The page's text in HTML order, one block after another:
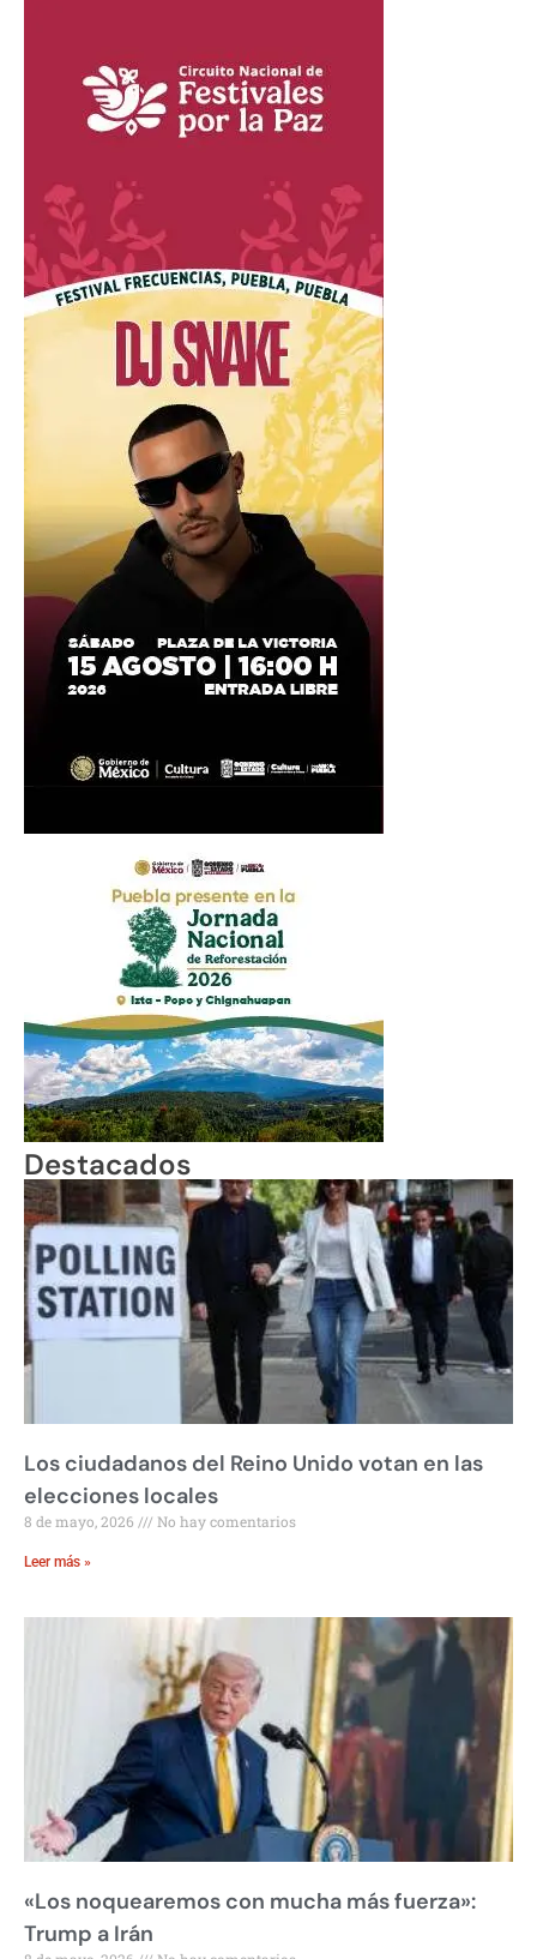
Destacados
Los ciudadanos del Reino Unido votan en las
elecciones locales
8 de mayo, 2026 No hay comentarios
Leer más »
«Los noquearemos con mucha más fuerza»:
Trump a Irán